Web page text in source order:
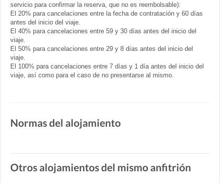
servicio para confirmar la reserva, que no es reembolsable):
El 20% para cancelaciones entre la fecha de contratación y 60 días
antes del inicio del viaje.
El 40% para cancelaciones entre 59 y 30 días antes del inicio del
viaje.
El 50% para cancelaciones entre 29 y 8 días antes del inicio del
viaje.
El 100% para cancelaciones entre 7 días y 1 día antes del inicio del
viaje, así como para el caso de no presentarse al mismo.
Normas del alojamiento
Otros alojamientos del mismo anfitrión